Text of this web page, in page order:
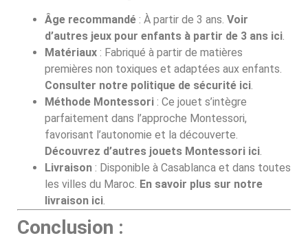
Âge recommandé : À partir de 3 ans. Voir
d’autres jeux pour enfants à partir de 3 ans ici.
Matériaux : Fabriqué à partir de matières
premières non toxiques et adaptées aux enfants.
Consulter notre politique de sécurité ici.
Méthode Montessori : Ce jouet s’intègre
parfaitement dans l’approche Montessori,
favorisant l’autonomie et la découverte.
Découvrez d’autres jouets Montessori ici.
Livraison : Disponible à Casablanca et dans toutes
les villes du Maroc. En savoir plus sur notre
livraison ici.
Conclusion :